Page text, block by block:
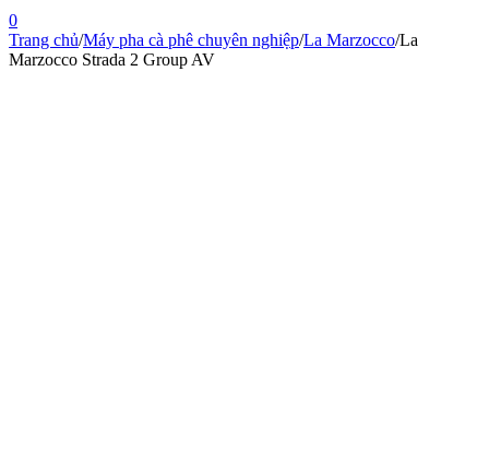
0
Trang chủ/Máy pha cà phê chuyên nghiệp/La Marzocco/La
Marzocco Strada 2 Group AV